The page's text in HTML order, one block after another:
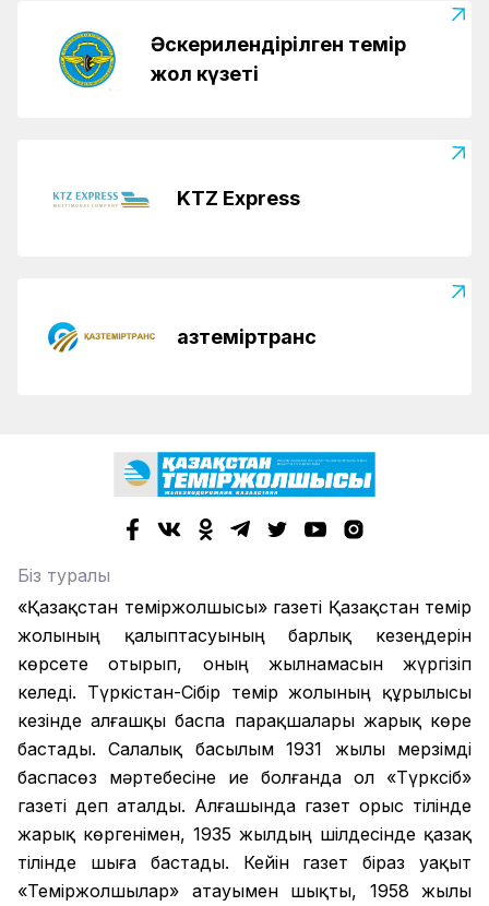
Әскерилендірілген темір
жол күзеті
KTZ Express
Қазтеміртранс
Біз туралы
«Қазақстан теміржолшысы» газеті Қазақстан темір
жолының қалыптасуының барлық кезеңдерін
көрсете отырып, оның жылнамасын жүргізіп
келеді. Түркістан-Сібір темір жолының құрылысы
кезінде алғашқы баспа парақшалары жарық көре
бастады. Салалық басылым 1931 жылы мерзімді
баспасөз мәртебесіне ие болғанда ол «Түрксіб»
газеті деп аталды. Алғашында газет орыс тілінде
жарық көргенімен, 1935 жылдың шілдесінде қазақ
тілінде шыға бастады. Кейін газет біраз уақыт
«Теміржолшылар» атауымен шықты, 1958 жылы